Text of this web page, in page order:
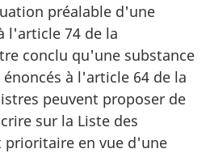
préalable d'une
l'article 74 de la
conclu qu'une substance
à l'article 64 de la
peuvent proposer de
sur la Liste des
en vue d'une